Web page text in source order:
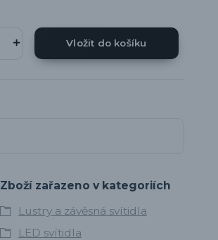
Vložit do košíku
Zboží zařazeno v kategoriích
Lustry a závěsná svítidla
LED svítidla